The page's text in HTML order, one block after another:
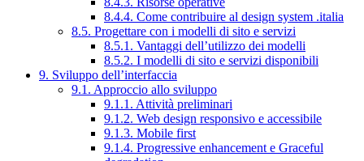
8.4.4. Come contribuire al design system .italia
8.5. Progettare con i modelli di sito e servizi
8.5.1. Vantaggi dell’utilizzo dei modelli
8.5.2. I modelli di sito e servizi disponibili
9. Sviluppo dell’interfaccia
9.1. Approccio allo sviluppo
9.1.1. Attività preliminari
9.1.2. Web design responsivo e accessibile
9.1.3. Mobile first
9.1.4. Progressive enhancement e Graceful